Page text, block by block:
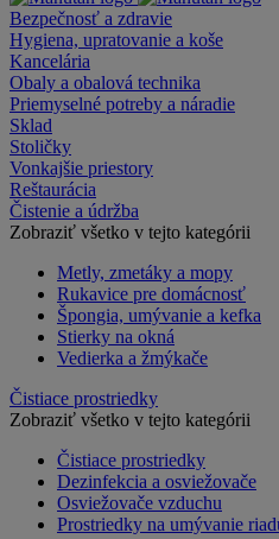
Bezpečnosť a zdravie
Hygiena, upratovanie a koše
Kancelária
Obaly a obalová technika
Priemyselné potreby a náradie
Sklad
Stoličky
Vonkajšie priestory
Reštaurácia
Čistenie a údržba
Zobraziť všetko v tejto kategórii
Metly, zmetáky a mopy
Rukavice pre domácnosť
Špongia, umývanie a kefka
Stierky na okná
Vedierka a žmýkače
Čistiace prostriedky
Zobraziť všetko v tejto kategórii
Čistiace prostriedky
Dezinfekcia a osviežovače
Osviežovače vzduchu
Prostriedky na umývanie